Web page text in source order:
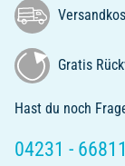
Gratis
Hast du noch
04231 - 66811